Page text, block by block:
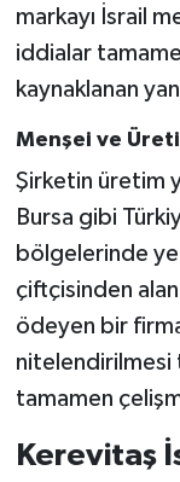
markayı İsrail
iddialar
kaynaklanan
Menşei ve
Şirketin üretim
Bursa gibi
bölgelerinde
çiftçisinden
ödeyen bir
nitelendirilmesi
tamamen
Kerevitaş